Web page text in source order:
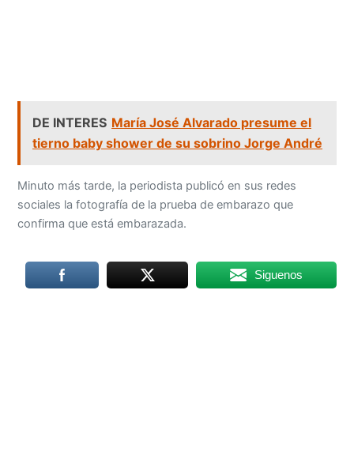
DE INTERES María José Alvarado presume el
tierno baby shower de su sobrino Jorge André
Minuto más tarde, la periodista publicó en sus redes
sociales la fotografía de la prueba de embarazo que
confirma que está embarazada.
Siguenos